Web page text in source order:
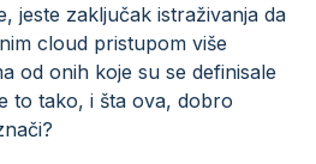
jeste zaključak istraživanja da
cloud pristupom više
od onih koje su se definisale
to tako, i šta ova, dobro